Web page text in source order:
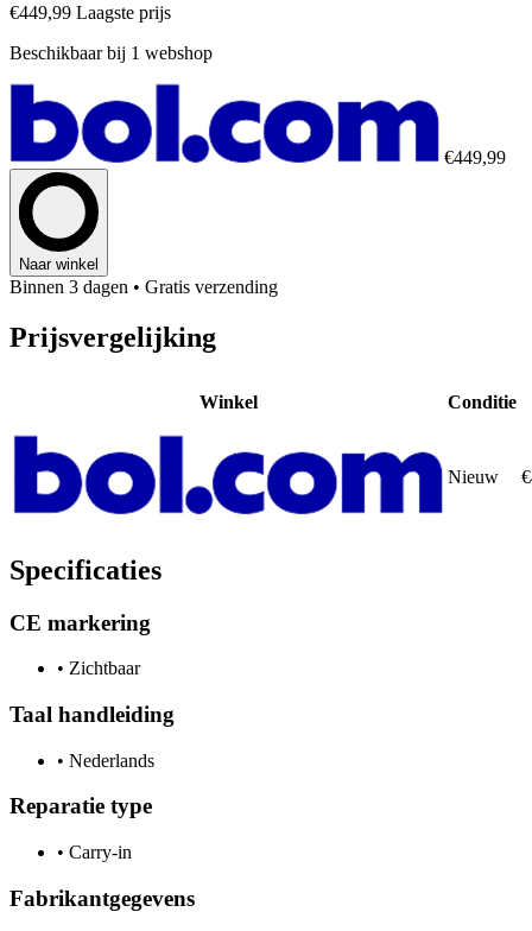
€449,99 Laagste prijs
Beschikbaar bij 1 webshop
€449,99
Naar winkel
Binnen 3 dagen • Gratis verzending
Prijsvergelijking
Winkel Conditie
Nieuw
Specificaties
CE markering
• Zichtbaar
Taal handleiding
• Nederlands
Reparatie type
• Carry-in
Fabrikantgegevens